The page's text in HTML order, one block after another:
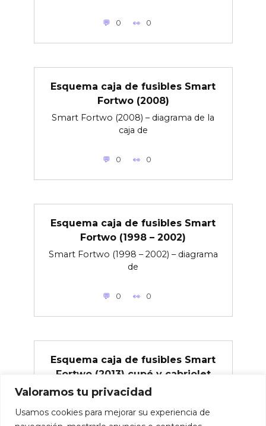
Valoramos tu privacidad
Usamos cookies para mejorar su experiencia de
0 0
Esquema caja de fusibles Smart
Fortwo (2008)
Smart Fortwo (2008) – diagrama de la
caja de
0 0
Esquema caja de fusibles Smart
Fortwo (1998 – 2002)
Smart Fortwo (1998 – 2002) – diagrama
de
0 0
Esquema caja de fusibles Smart
Fortwo (2013) cupé y cabriolet
(versión de EE. UU.)